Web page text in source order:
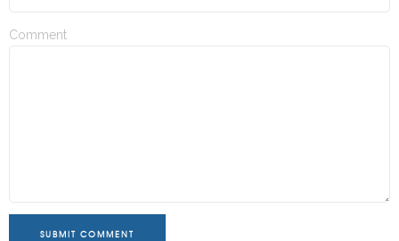
Comment
SUBMIT COMMENT